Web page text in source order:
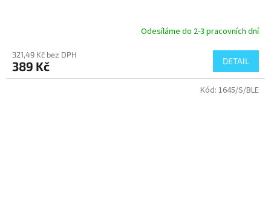
Odesíláme do 2-3 pracovních dní
321,49 Kč bez DPH
389 Kč DETAIL
Kód: 1645/S/BLE